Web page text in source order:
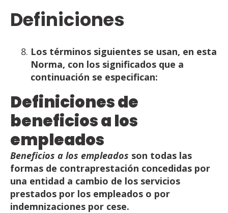
Definiciones
Los términos siguientes se usan, en esta
Norma, con los significados que a
continuación se especifican:
Definicionesde
beneficiosalos
empleados
Beneficios a los empleados son todas las
formas de contraprestación concedidas por
una entidad a cambio de los servicios
prestados por los empleados o por
indemnizaciones por cese.